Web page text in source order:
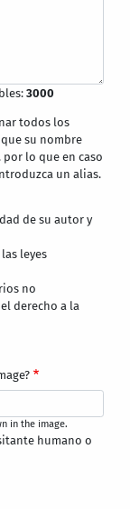
3000
todos los
su nombre
lo que en caso
un alias.
de su autor y
leyes
no
derecho a la
in the image.
humano o